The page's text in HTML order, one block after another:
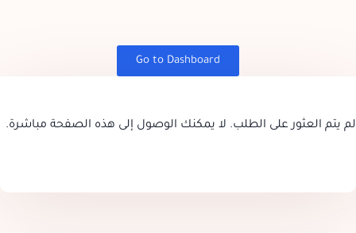
Go to Dashboard
لم يتم العثور على الطلب. لا يمكنك الوصول إلى هذه الصفحة مباشرة.